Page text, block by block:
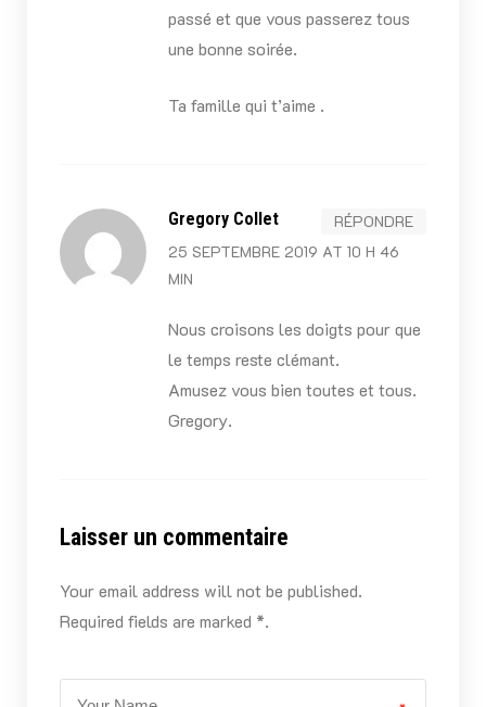
passé et que vous passerez tous
une bonne soirée.
Ta famille qui t’aime .
Gregory Collet
25 SEPTEMBRE 2019 AT 10 H 46
MIN
RÉPONDRE
Nous croisons les doigts pour que
le temps reste clémant.
Amusez vous bien toutes et tous.
Gregory.
Laisser un commentaire
Your email address will not be published.
Required fields are marked *.